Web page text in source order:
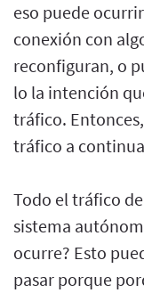
eso puede
conexión con
reconfiguran, o
lo la intención
tráfico.
tráfico a
Todo el tráfico
sistema
ocurre? Esto
pasar porque